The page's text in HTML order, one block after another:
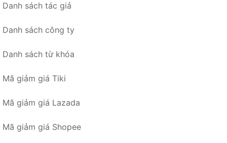
Danh sách tác giả
Danh sách công ty
Danh sách từ khóa
Mã giảm giá Tiki
Mã giảm giá Lazada
Mã giảm giá Shopee